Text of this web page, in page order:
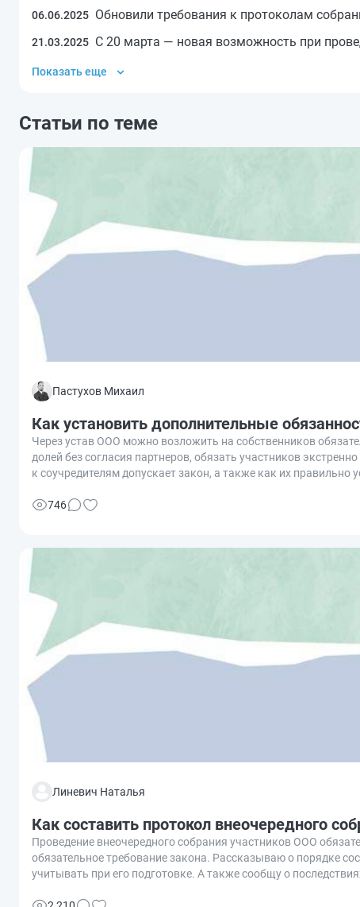
06.06.2025 Обновили требования к протоколам
21.03.2025 С 20 марта — новая возможность при
Показать еще
Статьи по теме
Пастухов Михаил
Как установить дополнительные
Через устав ООО можно возложить на собственников
долей без согласия партнеров, обязать участников
к соучредителям допускает закон, а также как их правильно
746
Линевич Наталья
Как составить протокол внеочередного
Проведение внеочередного собрания участников ООО
обязательное требование закона. Рассказываю о порядке
учитывать при его подготовке. А также сообщу о